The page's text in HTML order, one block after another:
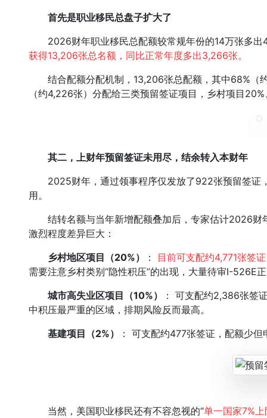
首先是职业移民总盘子扩大了
2026财年职业移民总配额较常规年份的14万张多出
获得13,206张总名额，同比正常年度多出3,266张。
结合配额分配机制，13,206张总配额，其中68%（
（约4,226张）分配给三类预留签证项目，乡村项目
其二，上财年预留签证未用尽，结余转入本财年
2025财年，通过领事程序仅发放了922张预留签证
用。
结转名额与当年新增配额叠加后，专家估计2026财
激烈程度差异巨大：
乡村地区项目（20%）
： 目前可支配约4,771张签
需要注意乡村类别“隐性积压”的出现，大量待审I-526E
城市高失业区项目（10%）
： 可支配约2,386张签
中积压最严重的区域，排期风险反而最高。
基建项目（2%）
： 可支配约477张签证，配额少
当然，美国职业移民还有不容忽视的“单一国家7%上